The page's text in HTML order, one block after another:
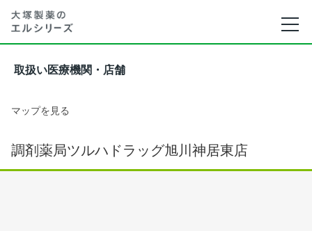
取扱い医療機関・店舗
マップを見る
調剤薬局ツルハドラッグ旭川神居東店